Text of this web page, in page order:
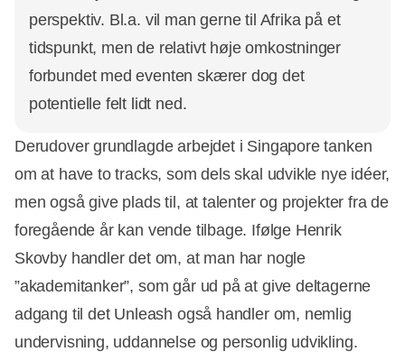
perspektiv. Bl.a. vil man gerne til Afrika på et
tidspunkt, men de relativt høje omkostninger
forbundet med eventen skærer dog det
potentielle felt lidt ned.
Derudover grundlagde arbejdet i Singapore tanken
om at have to tracks, som dels skal udvikle nye idéer,
men også give plads til, at talenter og projekter fra de
foregående år kan vende tilbage. Ifølge Henrik
Skovby handler det om, at man har nogle
”akademitanker”, som går ud på at give deltagerne
adgang til det Unleash også handler om, nemlig
undervisning, uddannelse og personlig udvikling.